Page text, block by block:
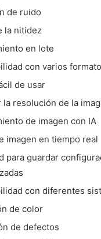
de ruido
la nitidez
en lote
con varios
de usar
la resolución de la
de imagen con IA
imagen en tiempo real
para guardar
con diferentes
de color
de defectos